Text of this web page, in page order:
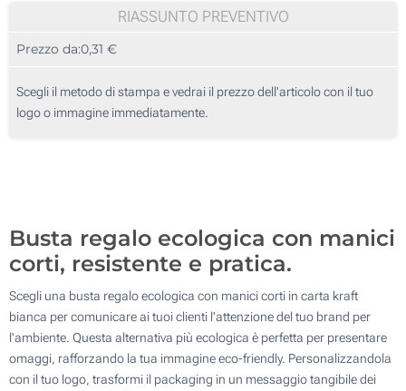
100
250
500
RIASSUNTO PREVENTIVO
Prezzo da:0,31 €
Scegli il metodo di stampa e vedrai il prezzo dell'articolo con il tuo
logo o immagine immediatamente.
Busta regalo ecologica con manici
corti, resistente e pratica.
Scegli una busta regalo ecologica con manici corti in carta kraft
bianca per comunicare ai tuoi clienti l'attenzione del tuo brand per
l'ambiente. Questa alternativa più ecologica è perfetta per presentare
omaggi, rafforzando la tua immagine eco-friendly. Personalizzandola
con il tuo logo, trasformi il packaging in un messaggio tangibile dei